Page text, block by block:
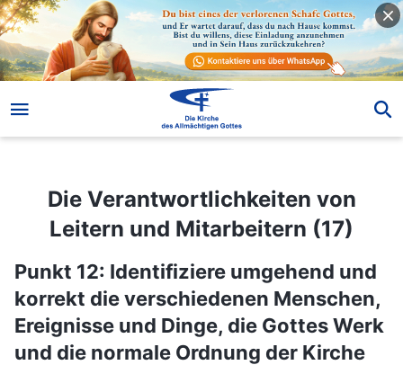
Die Verantwortlichkeiten von
Leitern und Mitarbeitern (17)
Punkt 12: Identifiziere umgehend und
korrekt die verschiedenen Menschen,
Ereignisse und Dinge, die Gottes Werk
und die normale Ordnung der Kirche